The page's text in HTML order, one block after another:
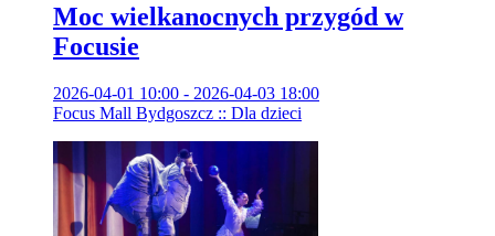
Moc wielkanocnych przygód w
Focusie
2026-04-01 10:00 - 2026-04-03 18:00
Focus Mall Bydgoszcz :: Dla dzieci